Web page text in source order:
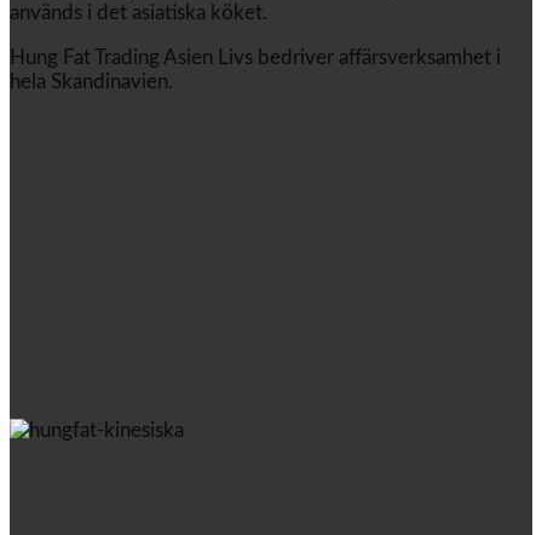
används i det asiatiska köket.
Hung Fat Trading Asien Livs bedriver affärsverksamhet i
hela Skandinavien.